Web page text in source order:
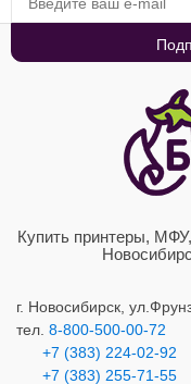
Купить принтеры,
г. Новосибирск,
тел. 8-800-500-00-72
+7 (383) 224-02-92
+7 (383) 255-71-55